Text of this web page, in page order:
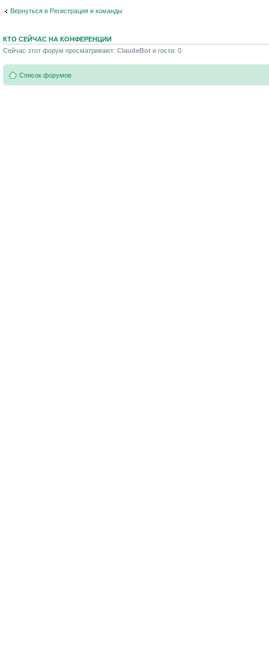
Вернуться в Регистрация и команды
КТО СЕЙЧАС НА КОНФЕРЕНЦИИ
Сейчас этот форум просматривают: ClaudeBot и гости: 0
Список форумов